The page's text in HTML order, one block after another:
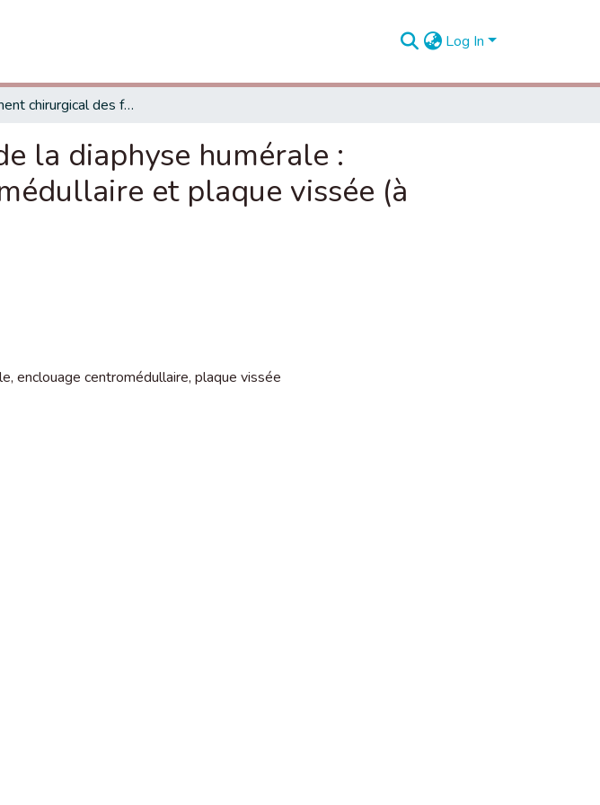
Log In
Traitement chirurgical des fractures de la diaphyse humérale : comparaison entre enclouage centromédullaire et plaque vissée (à propos de 50 cas)
la diaphyse humérale :
et plaque vissée (à
, enclouage centromédullaire, plaque vissée